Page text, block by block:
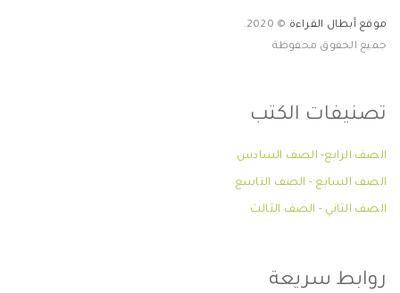
موقع أبطال القراءة © 2020.
جميع الحقوق محفوظة
تصنيفات الكتب
الصف الرابع- الصف السادس
الصف السابع - الصف التاسع
الصف الثاني - الصف الثالث
روابط سريعة